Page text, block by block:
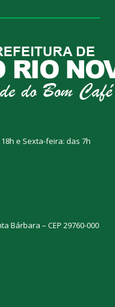
e Sexta-feira: das 7h
Bárbara – CEP 29760-000